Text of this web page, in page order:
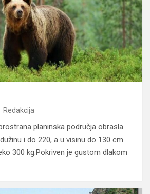
Redakcija
planinska područja obrasla
i do 220, a u visinu do 130 cm.
300 kg.Pokriven je gustom dlakom